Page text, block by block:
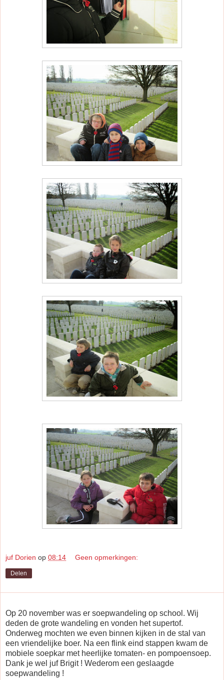
juf Dorien op 08:14 Geen opmerkingen:
Delen
Op 20 november was er soepwandeling op school. Wij
deden de grote wandeling en vonden het supertof.
Onderweg mochten we even binnen kijken in de stal van
een vriendelijke boer. Na een flink eind stappen kwam de
mobiele soepkar met heerlijke tomaten- en pompoensoep.
Dank je wel juf Brigit ! Wederom een geslaagde
soepwandeling !